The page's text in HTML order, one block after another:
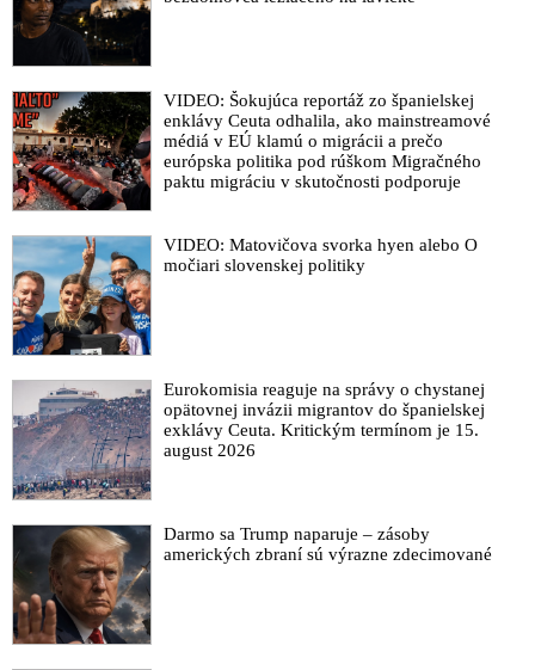
VIDEO: Šokujúca reportáž zo španielskej
enklávy Ceuta odhalila, ako mainstreamové
médiá v EÚ klamú o migrácii a prečo
európska politika pod rúškom Migračného
paktu migráciu v skutočnosti podporuje
VIDEO: Matovičova svorka hyen alebo O
močiari slovenskej politiky
Eurokomisia reaguje na správy o chystanej
opätovnej invázii migrantov do španielskej
exklávy Ceuta. Kritickým termínom je 15.
august 2026
Darmo sa Trump naparuje – zásoby
amerických zbraní sú výrazne zdecimované